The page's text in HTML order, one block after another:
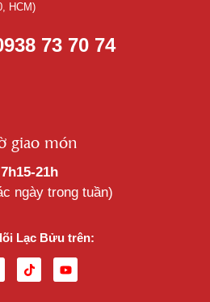
HCM)
73 70 74
giao món
7h15-21h
ngày trong tuần)
Lạc Bửu trên: